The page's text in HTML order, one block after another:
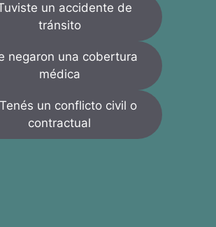
un accidente de
tránsito
negaron una cobertura
médica
Tenés un conflicto civil o
contractual